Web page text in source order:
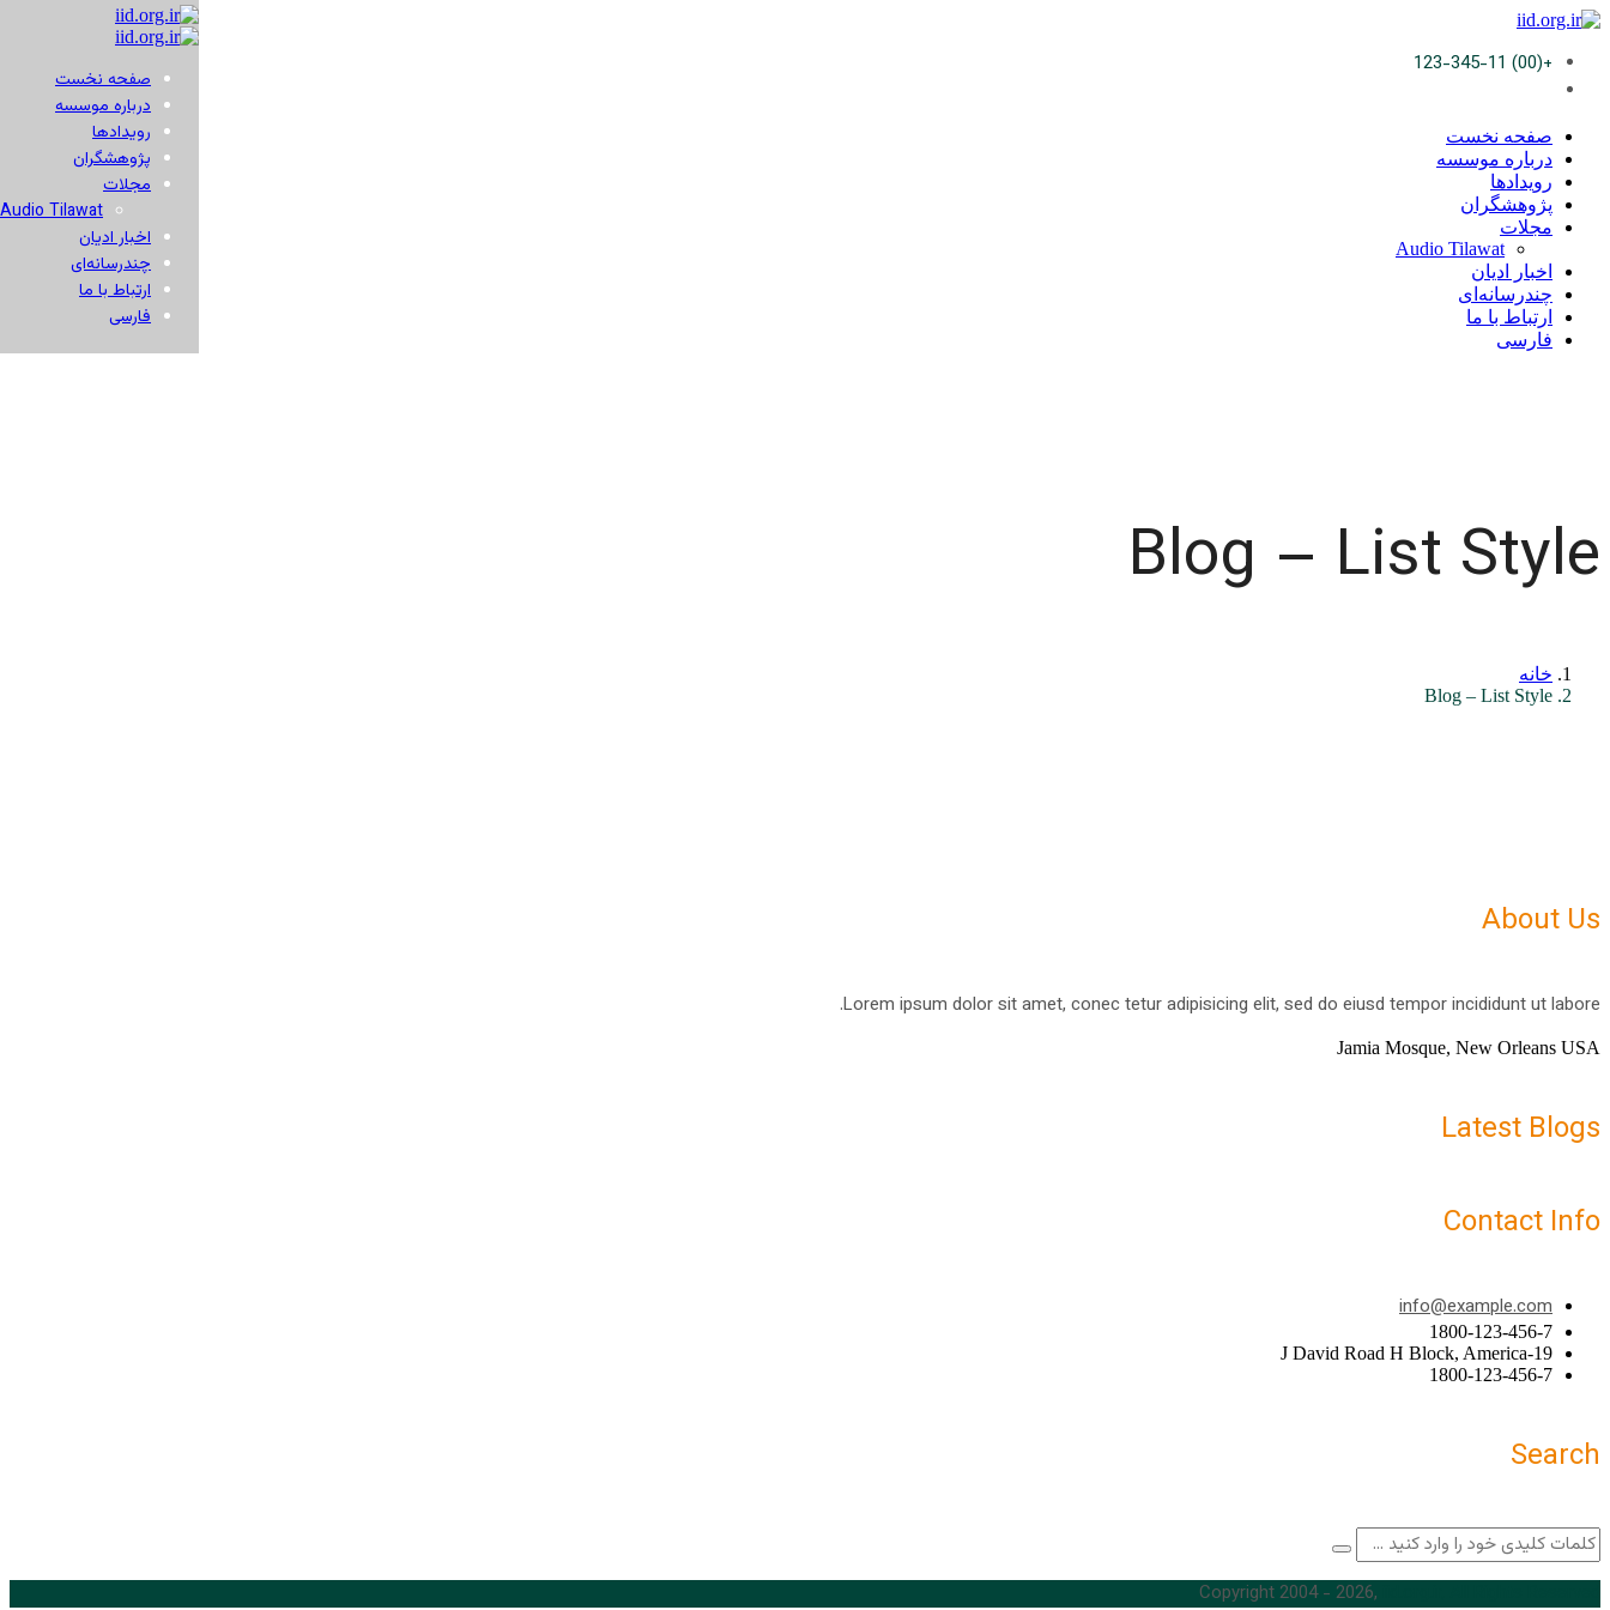
صفحه نخست
درباره موسسه
رویدادها
پژوهشگران
مجلات
Audio Tilawat
اخبار ادیان
چندرسانه‌ای
ارتباط با ما
فارسی
+(00) 123-345-11
صفحه نخست
درباره موسسه
رویدادها
پژوهشگران
مجلات
Audio Tilawat
اخبار ادیان
چندرسانه‌ای
ارتباط با ما
فارسی
Blog – List Style
خانه
Blog – List Style
About Us
Lorem ipsum dolor sit amet, conec tetur adipisicing elit, sed do eiusd tempor incididunt ut labore.
Jamia Mosque, New Orleans USA
Latest Blogs
Contact Info
info@example.com
1800-123-456-7
19-J David Road H Block, America
1800-123-456-7
Search
Copyright 2004 - 2026,